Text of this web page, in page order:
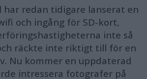
har redan tidigare lanserat en
och ingång för SD-kort,
inte så
räckte inte riktigt till för en
Nu kommer en uppdaterad
intressera fotografer på